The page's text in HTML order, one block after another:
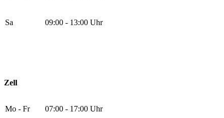
Sa 09:00 - 13:00 Uhr
Zell
Mo - Fr 07:00 - 17:00 Uhr